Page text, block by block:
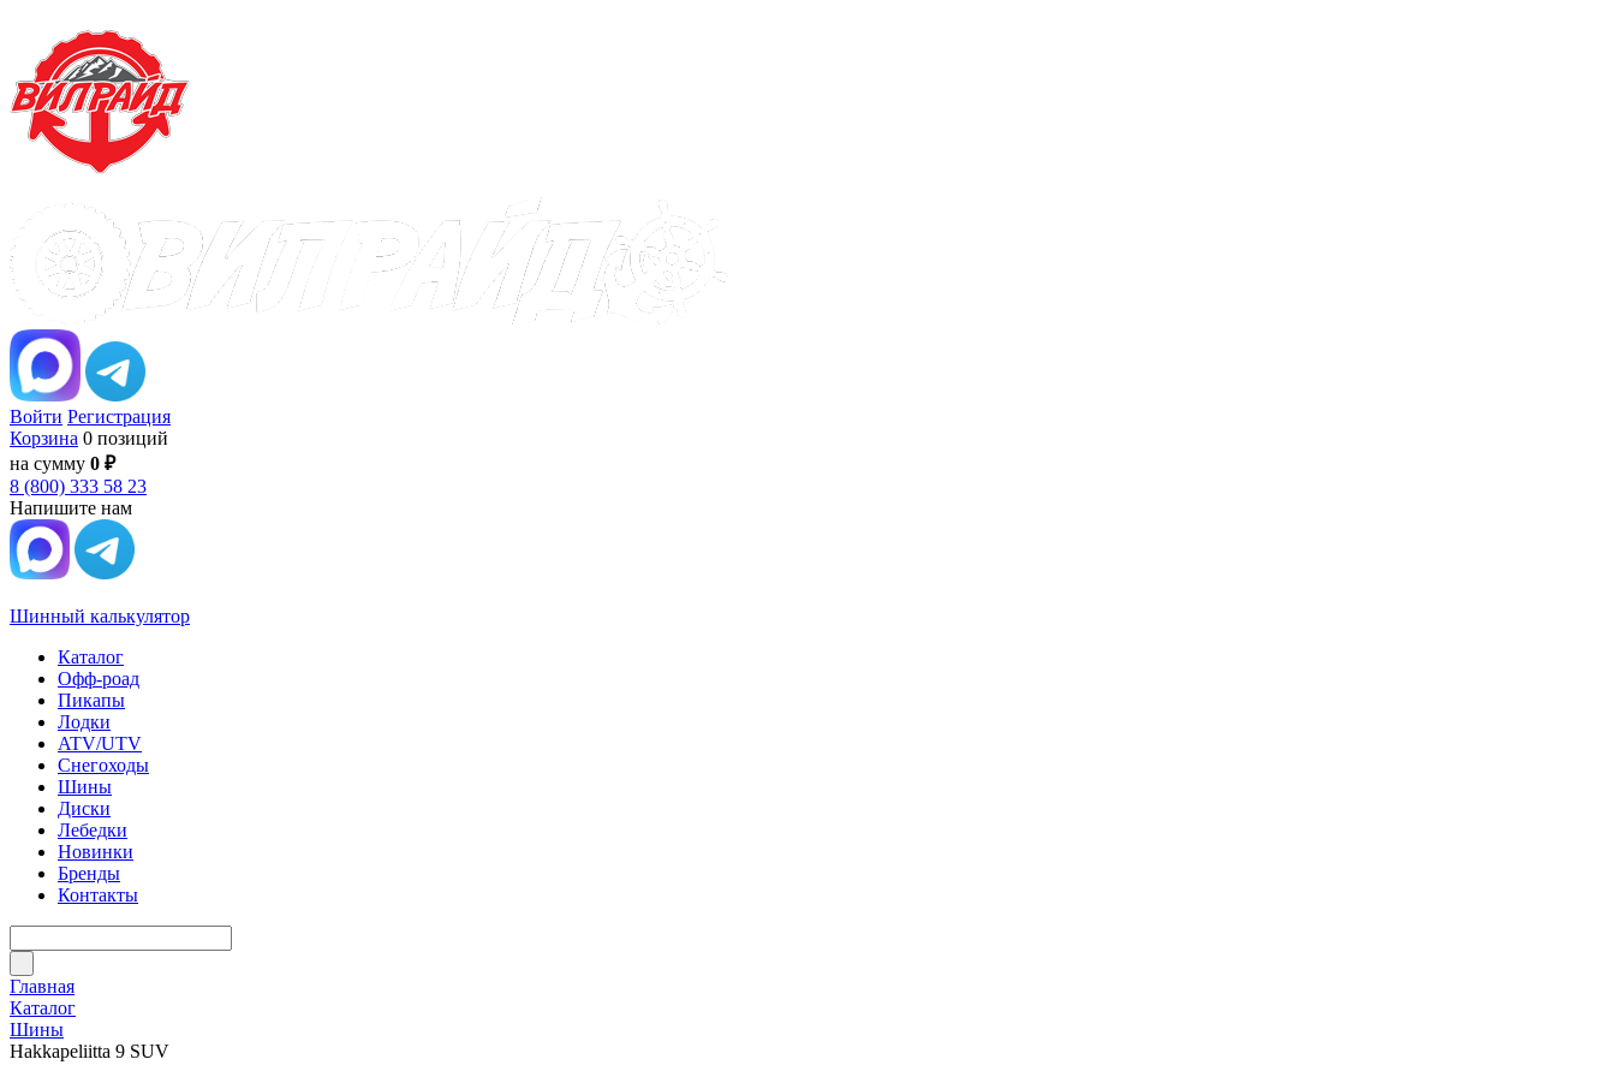
Войти Регистрация
Корзина 0 позиций
на сумму 0 ₽
8 (800) 333 58 23
Напишите нам
Шинный калькулятор
Каталог
Офф-роад
Пикапы
Лодки
ATV/UTV
Снегоходы
Шины
Диски
Лебедки
Новинки
Бренды
Контакты
Главная
Каталог
Шины
Hakkapeliitta 9 SUV